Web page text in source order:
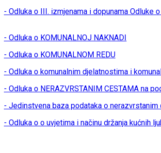
- Odluka o III. izmjenama i dopunama Odluke
- Odluka o KOMUNALNOJ NAKNADI
- Odluka o KOMUNALNOM REDU
- Odluka o komunalnim djelatnostima i
- Odluka o NERAZVRSTANIM CESTAMA na
- Jedinstvena baza podataka o nerazvrstanim
- Odluka o o uvjetima i načinu držanja kućnih